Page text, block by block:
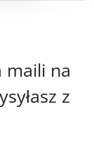
maili na
z